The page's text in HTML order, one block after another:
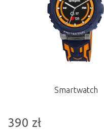
Smartwatch
390 zł